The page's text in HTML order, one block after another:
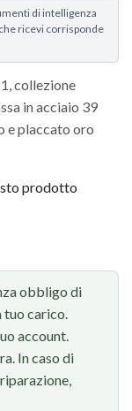
di intelligenza
ricevi corrisponde
collezione
in acciaio 39
e placcato oro
prodotto
obbligo di
carico.
account.
In caso di